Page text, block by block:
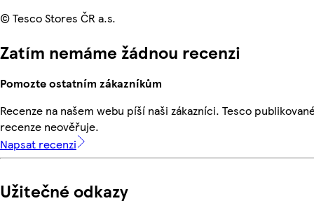
© Tesco Stores ČR a.s.
Zatím nemáme žádnou recenzi
Pomozte ostatním zákazníkům
Recenze na našem webu píší naši zákazníci. Tesco
recenze neověřuje.
Napsat recenzi
Užitečné odkazy